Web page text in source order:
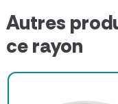
Autres
ce rayon